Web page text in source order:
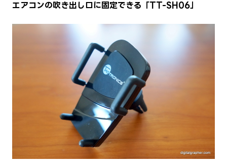
エアコンの吹き出し口に固定できる「TT-SH06」